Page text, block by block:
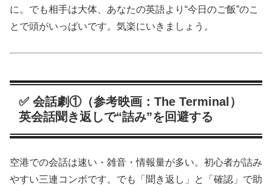
に。でも相手は大体、あなたの英語より“今日のご飯”のこ
とで頭がいっぱいです。気楽にいきましょう。
✅ 会話劇①（参考映画：The Terminal）
英会話聞き返しで“詰み”を回避する
空港での会話は速い・雑音・情報量が多い。初心者が詰み
やすい三連コンボです。でも「聞き返し」と「確認」で助